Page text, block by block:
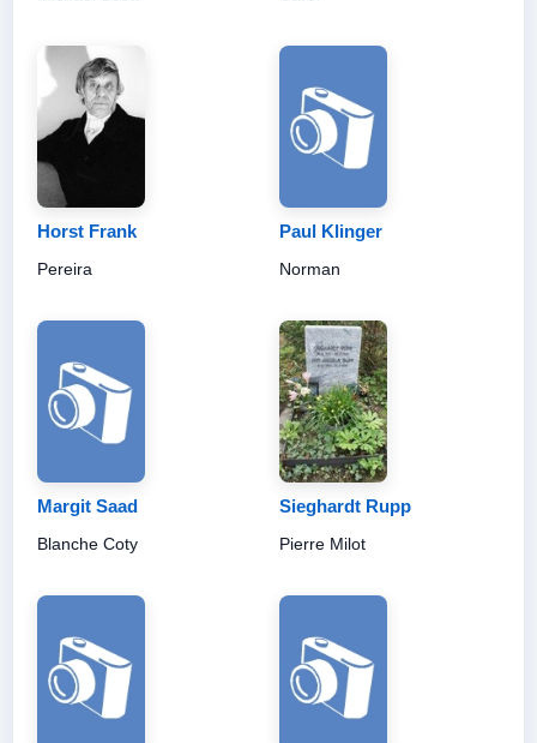
Horst Frank
Pereira
Paul Klinger
Norman
Margit Saad
Blanche Coty
Sieghardt Rupp
Pierre Milot